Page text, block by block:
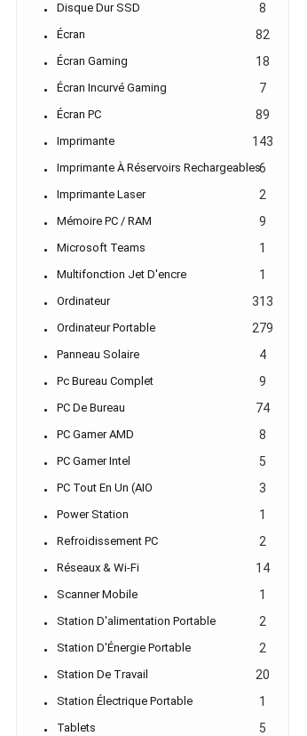
HP 17A Noir CF217A - Toner HP LaserJet
EN STOCK
Disque Dur SSD 8
Écran 82
Écran Gaming 18
Écran Incurvé Gaming 7
Écran PC 89
Imprimante 143
Imprimante À Réservoirs Rechargeables6
Imprimante Laser 2
Mémoire PC / RAM 9
Microsoft Teams 1
Multifonction Jet D'encre 1
Ordinateur 313
Ordinateur Portable 279
Panneau Solaire 4
Pc Bureau Complet 9
PC De Bureau 74
PC Gamer AMD 8
PC Gamer Intel 5
PC Tout En Un (AIO 3
Power Station 1
Refroidissement PC 2
Réseaux & Wi-Fi 14
Scanner Mobile 1
Station D'alimentation Portable 2
Station D'Énergie Portable 2
Station De Travail 20
Station Électrique Portable 1
Tablets 5